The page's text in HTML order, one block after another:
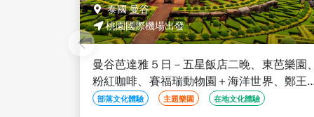
泰國 曼谷
桃園國際機場出發
曼谷芭達雅５日－全程五星、東芭樂園、粉
咖啡、賽福瑞動物園＋海洋世界、鄭王廟＋
服體驗、泰式按摩、夜遊湄南河、無購物
部落文化體驗 主題樂園 在地文化體驗